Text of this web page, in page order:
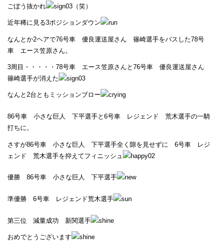
ごぼう抜かれ （笑）
近年稀に見る3ポジションダウン
なんとか2ヘアで76号車 優良運送屋さん 篠崎選手をパスした78号
車 エース笠原さん。
3周目・・・・・78号車 エース笠原さんと76号車 優良運送屋さん
篠崎選手が消えた
なんと2台ともミッションブロー
86号車 小さな巨人 下平選手と6号車 レジェンド 荒木選手の一騎
打ちに。
さすが86号車 小さな巨人 下平選手全く隙を見せずに 6号車 レジ
ェンド 荒木選手を抑えてフィニッシュ
優勝 86号車 小さな巨人 下平選手
準優勝 6号車 レジェンド荒木選手
第三位 減量成功 新関選手
おめでとうございます